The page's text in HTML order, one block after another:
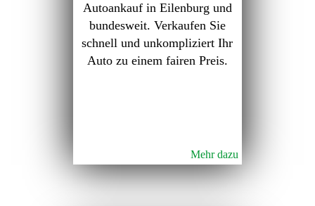
Autoankauf in Eilenburg und
bundesweit. Verkaufen Sie
schnell und unkompliziert Ihr
Auto zu einem fairen Preis.
Mehr dazu